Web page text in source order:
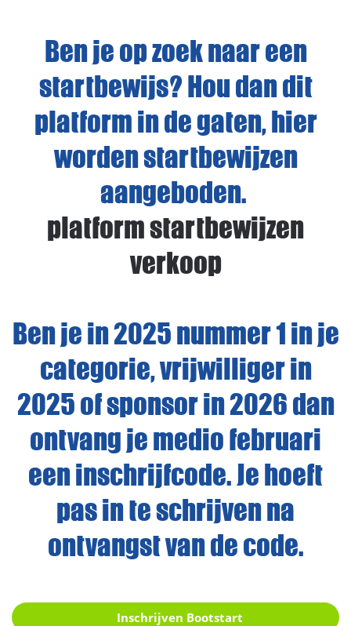
Ben je op zoek naar een
startbewijs? Hou dan dit
platform in de gaten, hier
worden startbewijzen
aangeboden.
platform startbewijzen
verkoop
Ben je in 2025 nummer 1 in je
categorie, vrijwilliger in
2025 of sponsor in 2026 dan
ontvang je medio februari
een inschrijfcode. Je hoeft
pas in te schrijven na
ontvangst van de code.
Inschrijven Bootstart